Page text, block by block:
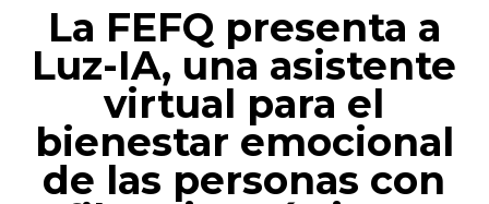
La FEFQ presenta a
Luz-IA, una asistente
virtual para el
bienestar emocional
de las personas con